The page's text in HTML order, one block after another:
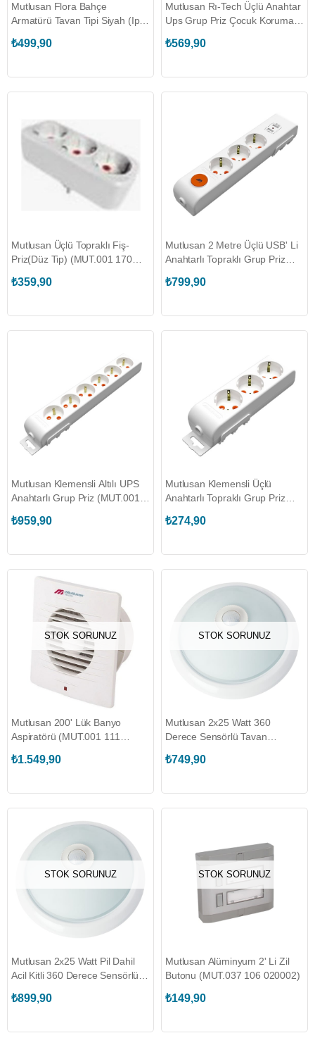
Mutlusan Flora Bahçe
Armatürü Tavan Tipi Siyah (Ip
₺499,90
Mutlusan Rı-Tech Üçlü Anahtar
Ups Grup Priz Çocuk Korumalı
340001 00 00)
₺569,90
Mutlusan Üçlü Topraklı Fiş-
Priz(Düz Tip) (MUT.001 170
₺359,90
Mutlusan 2 Metre Üçlü USB' Li
Anahtarlı Topraklı Grup Priz
₺799,90
Mutlusan Klemensli Altılı UPS
Anahtarlı Grup Priz (MUT.001
₺959,90
Mutlusan Klemensli Üçlü
Anahtarlı Topraklı Grup Priz
₺274,90
STOK SORUNUZ
Mutlusan 200' Lük Banyo
Aspiratörü (MUT.001 111
₺1.549,90
STOK SORUNUZ
Mutlusan 2x25 Watt 360
Derece Sensörlü Tavan
00 00)
₺749,90
STOK SORUNUZ
Mutlusan 2x25 Watt Pil Dahil
Acil Kitli 360 Derece Sensörlü
250021 00 00)
₺899,90
STOK SORUNUZ
Mutlusan Alüminyum 2' Li Zil
Butonu (MUT.037 106 020002)
₺149,90